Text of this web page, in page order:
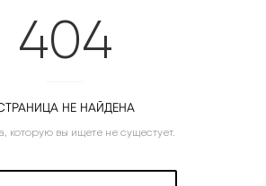
404
НЕ НАЙДЕНА
которую вы ищете не сущестует.